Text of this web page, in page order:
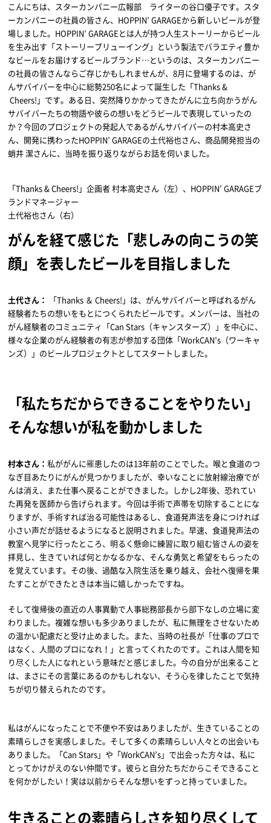
こんにちは、スターカンパニー広報部 ライターの谷口優子です。スタ
ーカンパニーの社員の皆さん、HOPPIN’ GARAGEから新しいビールが登
場しました。HOPPIN’ GARAGEとは人が持つ人生ストーリーからビール
を生み出す「ストーリーブリューイング」という製法でバラエティ豊か
なビールをお届けするビールブランド…というのは、スターカンパニー
の社員の皆さんならご存じかもしれませんが、8月に登場するのは、が
んサバイバーを中心に総勢250名によって誕生した「Thanks &
Cheers!」です。ある日、突然降りかかってきたがんに立ち向かうがん
サバイバーたちの物語や彼らの想いをどうビールで表現していったの
か？今回のプロジェクトの発起人であるがんサバイバーの村本高史さ
ん、開発に携わったHOPPIN’ GARAGEの土代裕也さん、商品開発担当の
蛸井 潔さんに、当時を振り返りながらお話を伺いました。
「Thanks & Cheers!」企画者 村本高史さん（左）、HOPPIN’ GARAGEブ
ランドマネージャー
土代裕也さん（右）
がんを経て感じた「悲しみの向こうの笑
顔」を表したビールを目指しました
土代さん：
「Thanks ＆ Cheers!」は、がんサバイバーと呼ばれるがん
経験者たちの想いをもとにつくられたビールです。メンバーは、当社の
がん経験者のコミュニティ「Can Stars（キャンスターズ）」を中心に、
様々な企業のがん経験者の有志が参加する団体「WorkCAN’s（ワーキャ
ンズ）」のビールプロジェクトとしてスタートしました。
「私たちだからできることをやりたい」
そんな想いが私を動かしました
村本さん：私ががんに罹患したのは13年前のことでした。喉と食道のつ
なぎ目あたりにがんが見つかりましたが、幸いなことに放射線治療でが
んは消え、また仕事へ戻ることができました。しかし2年後、恐れてい
た再発を医師から告げられます。今回は手術で声帯を切除することにな
りますが、手術すれば治る可能性はあるし、食道発声法を身につければ
小さい声だが話せるようになると説明されました。早速、食道発声法の
教室へ見学に行ったところ、明るく懸命に練習に取り組む皆さんの姿を
拝見し、生きていれば何とかなるかな、そんな勇気と希望をもらったの
を覚えています。その後、過酷な入院生活を乗り越え、会社へ復帰を果
たすことができたときは本当に嬉しかったですね。
そして復帰後の直近の人事異動で人事総務部長から部下なしの立場に変
わりました。複雑な想いも多少ありましたが、私に無理をさせないため
の温かい配慮だと受け止めました。また、当時の社長が「仕事のプロで
はなく、人間のプロになれ！」と言ってくれたのです。これは人間を知
り尽くした人になれという意味だと感じました。今の自分が出来ること
は、まさにその言葉にあるのかもしれない、そう心を律したことで気持
ちが切り替えられたのです。
私はがんになったことで不便や不安はありましたが、生きていることの
素晴らしさを実感しました。そして多くの素晴らしい人々との出会いも
ありました。「Can Stars」や「WorkCAN’s」で出会った方々は、私に
とってかけがえのない仲間です。彼らと自分たちだからこそできること
を何かがしたい！実は以前からそんな想いをずっと持っていました。
生きることの素晴らしさを知り尽くして